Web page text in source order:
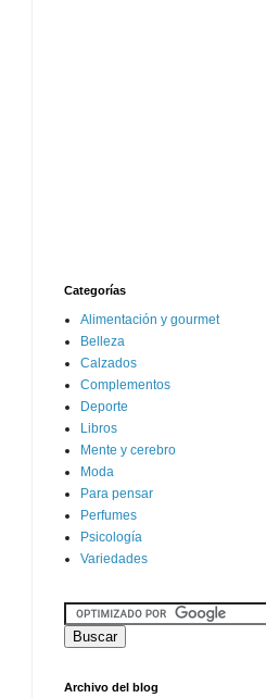
Categorías
Alimentación y gourmet
Belleza
Calzados
Complementos
Deporte
Libros
Mente y cerebro
Moda
Para pensar
Perfumes
Psicología
Variedades
Archivo del blog